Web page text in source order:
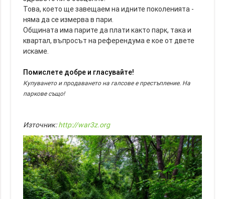
Това, което ще завещаем на идните поколенията -
няма да се измерва в пари.
Общината има парите да плати както парк, така и
квартал, въпросът на референдума е кое от двете
искаме.
Помислете добре и гласувайте!
Купуването и продаването на галсове е престъпление. На
паркове също!
Източник:http://war3z.org